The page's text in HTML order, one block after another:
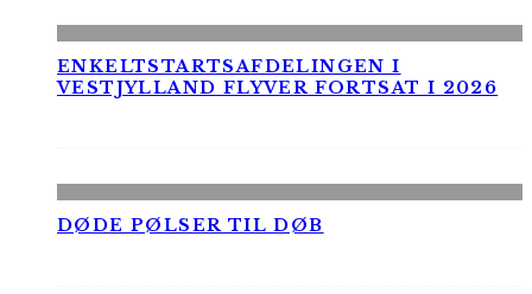
ENKELTSTARTSAFDELINGEN I
VESTJYLLAND FLYVER FORTSAT I 2026
DØDE PØLSER TIL DØB